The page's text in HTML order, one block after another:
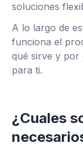
soluciones
A lo largo de
funciona el
qué sirve y por
para ti.
¿Cuales